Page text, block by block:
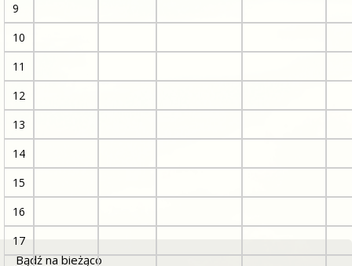
9
10
11
12
13
14
15
16
17
Bądź na bieżąco